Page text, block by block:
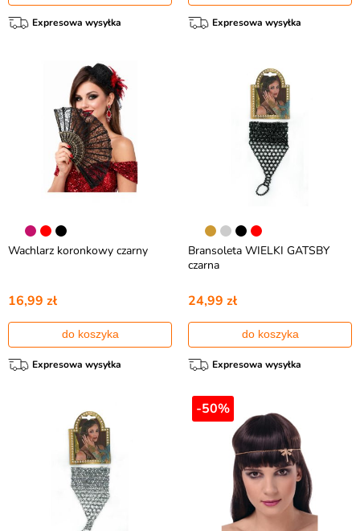
Expresowa wysyłka Expresowa wysyłka
Wachlarz koronkowy czarny
16,99 zł
do koszyka
Expresowa wysyłka
Bransoleta WIELKI GATSBY
czarna
24,99 zł
do koszyka
Expresowa wysyłka
-50%